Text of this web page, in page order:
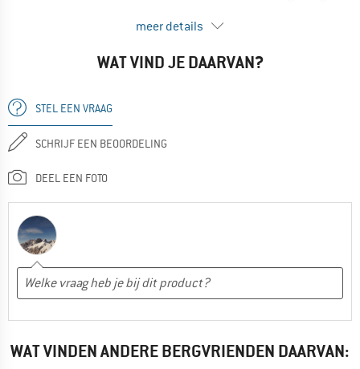
Nee, ik zou het product niet aan anderen aanraden
meer details
WAT VIND JE DAARVAN?
STEL EEN VRAAG
SCHRIJF EEN BEOORDELING
DEEL EEN FOTO
WAT VINDEN ANDERE BERGVRIENDEN DAARVAN: